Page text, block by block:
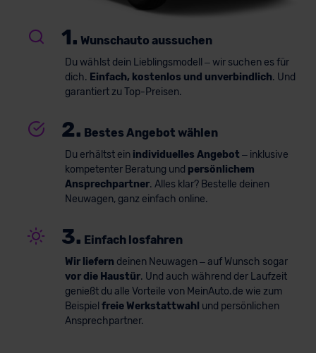
1. Wunschauto aussuchen
Du wählst dein Lieblingsmodell – wir suchen es für
dich. Einfach, kostenlos und unverbindlich. Und
garantiert zu Top-Preisen.
2. Bestes Angebot wählen
Du erhältst ein individuelles Angebot – inklusive
kompetenter Beratung und persönlichem
Ansprechpartner. Alles klar? Bestelle deinen
Neuwagen, ganz einfach online.
3. Einfach losfahren
Wir liefern deinen Neuwagen – auf Wunsch sogar
vor die Haustür. Und auch während der Laufzeit
genießt du alle Vorteile von MeinAuto.de wie zum
Beispiel freie Werkstattwahl und persönlichen
Ansprechpartner.